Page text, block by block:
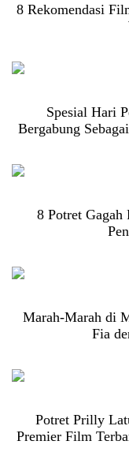
8 Rekomendasi
Spesial Hari
Bergabung
8 Potret
Marah-Marah di
Fia
Potret Prilly
Premier Film